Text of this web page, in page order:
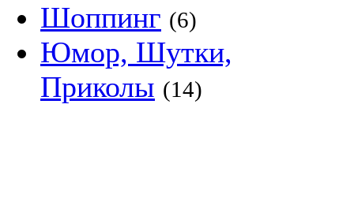
Шоппинг (6)
Юмор, Шутки,
Приколы (14)